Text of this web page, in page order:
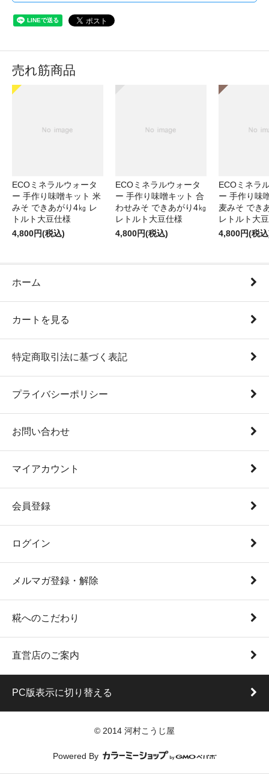
売れ筋商品
ECOミネラルウォータ
ー 手作り味噌キット 米
みそ できあがり4㎏ レ
トルト大豆仕様
4,800円(税込)
ECOミネラルウォータ
ー 手作り味噌キット 合
わせみそ できあがり4㎏
レトルト大豆仕様
4,800円(税込)
ECOミネラ
ー 手作り味
麦みそ でき
レトルト大
4,800円(税
ホーム
カートを見る
特定商取引法に基づく表記
プライバシーポリシー
お問い合わせ
マイアカウント
会員登録
ログイン
メルマガ登録・解除
糀へのこだわり
直営店のご案内
PC版表示に切り替える
© 2014 河村こうじ屋
Powered By